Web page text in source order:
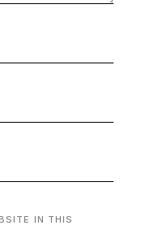
IN THIS